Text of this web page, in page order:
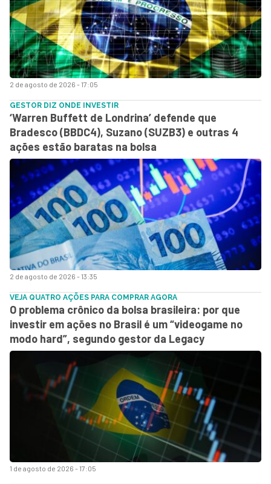
2 de agosto de 2026 - 17:05
2 de agosto de 2026 - 13:35
GESTOR DIZ ONDE INVESTIR
‘Warren Buffett de Londrina’ defende que
Bradesco (BBDC4), Suzano (SUZB3) e outras 4
ações estão baratas na bolsa
1 de agosto de 2026 - 17:05
VEJA QUATRO AÇÕES PARA COMPRAR AGORA
O problema crônico da bolsa brasileira: por que
investir em ações no Brasil é um “videogame no
modo hard”, segundo gestor da Legacy